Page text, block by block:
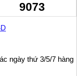
9073
ngày thứ 3/5/7 hàng